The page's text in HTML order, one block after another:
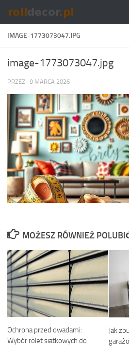
Skip to content
IMAGE-1773073047.JPG
image-1773073047.jpg
PRZEZ · 9 MARCA 2026
MOŻESZ RÓWNIEŻ
Ochrona przed owadami:
Wybór rolet siatkowych do
Jak